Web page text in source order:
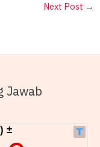
Next Post →
Jawab